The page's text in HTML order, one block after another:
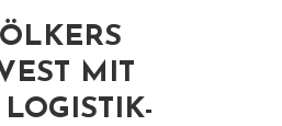
MIT